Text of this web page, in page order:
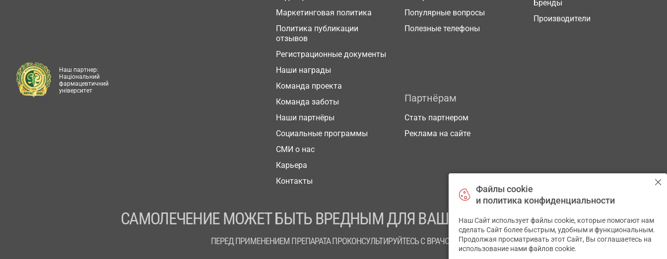
Маркетинговая политика
Политика публикации
отзывов
Регистрационные документы
Наши награды
Команда проекта
Команда заботы
Наши партнёры
Социальные программы
СМИ о нас
Карьера
Контакты
Популярные вопросы
Полезные телефоны
Бренды
Производители
Партнёрам
Стать партнером
Реклама на сайте
Наш партнер:
Національний
фармацевтичний
університет
САМОЛЕЧЕНИЕ МОЖЕТ БЫТЬ ВРЕДНЫМ ДЛЯ ВАШЕГО ЗДОРОВЬЯ
ПЕРЕД ПРИМЕНЕНИЕМ ПРЕПАРАТА ПРОКОНСУЛЬТИРУЙТЕСЬ С ВРАЧОМ
Файлы cookie
и политика конфиденциальности
Наш Сайт использует файлы cookie, которые помогают нам
сделать Сайт более быстрым, удобным и функциональным.
Продолжая просматривать этот Сайт, Вы соглашаетесь на
использование нами файлов cookie.
✕